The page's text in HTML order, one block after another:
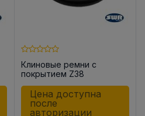
Клиновые ремни с
покрытием Z38
Цена доступна
после
авторизации